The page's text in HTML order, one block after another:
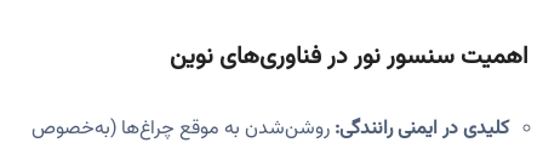
اهمیت سنسور نور در فناوری‌های نوین
کلیدی در ایمنی رانندگی: روشن‌شدن به موقع چراغ‌ها (به‌خصوص